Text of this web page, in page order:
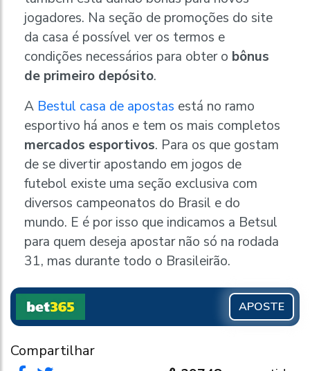
jogadores. Na seção de promoções do site
da casa é possível ver os termos e
condições necessários para obter o bônus
de primeiro depósito.
A Bestul casa de apostas está no ramo
esportivo há anos e tem os mais completos
mercados esportivos. Para os que gostam
de se divertir apostando em jogos de
futebol existe uma seção exclusiva com
diversos campeonatos do Brasil e do
mundo. E é por isso que indicamos a Betsul
para quem deseja apostar não só na rodada
31, mas durante todo o Brasileirão.
APOSTE
Compartilhar